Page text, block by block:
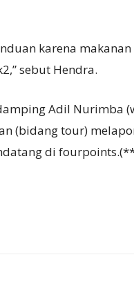
karena makanan
sebut Hendra.
Adil Nurimba
(bidang tour)
di